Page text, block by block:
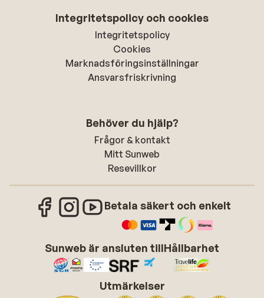
Integritetspolicy och cookies
Integritetspolicy
Cookies
Marknadsföringsinställningar
Ansvarsfriskrivning
Behöver du hjälp?
Frågor & kontakt
Mitt Sunweb
Resevillkor
Betala säkert och enkelt
Sunweb är ansluten tillHållbarhet
Utmärkelser